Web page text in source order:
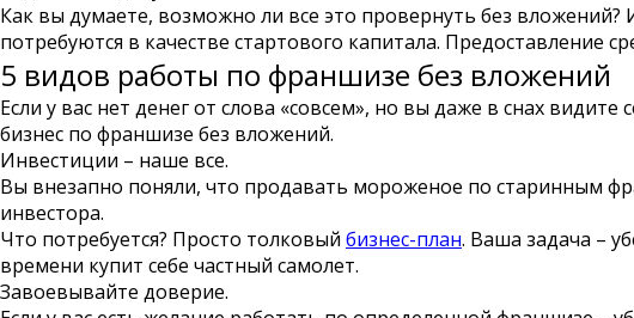
Как вы думаете, возможно ли все это провернуть без
потребуются в качестве стартового капитала. Предоставление
5 видов работы по франшизе без вложений
Если у вас нет денег от слова «совсем», но вы даже в снах
бизнес по франшизе без вложений.
Инвестиции – наше все.
Вы внезапно поняли, что продавать мороженое по старинным
инвестора.
Что потребуется? Просто толковый бизнес-план. Ваша задача –
времени купит себе частный самолет.
Завоевывайте доверие.